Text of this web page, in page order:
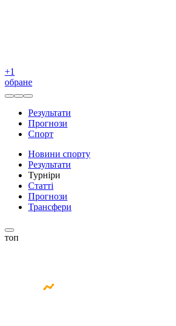
+1
обране
Результати
Прогнози
Спорт
Новини спорту
Результати
Турніри
Статті
Прогнози
Трансфери
топ